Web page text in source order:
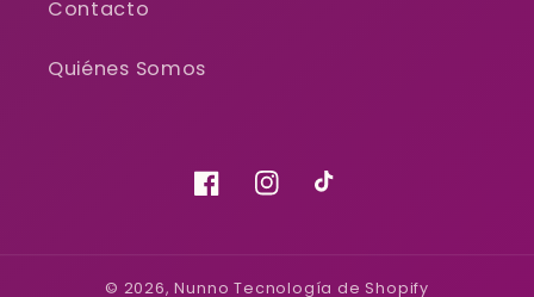
Contacto
Quiénes Somos
FacebookInstagram
TikTok
© 2026,Nunno Tecnología de Shopify